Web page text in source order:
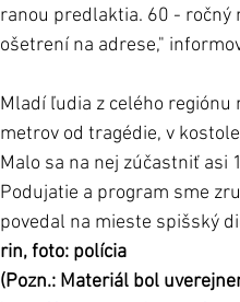
ranou predlaktia. 60 - ročný
ošetrení na adrese,"
Mladí ľudia z celého
metrov od tragédie, v
Malo sa na nej zúčastniť asi
Podujatie a program sme
povedal na mieste spišský
rin, foto: polícia
(Pozn.: Materiál bol